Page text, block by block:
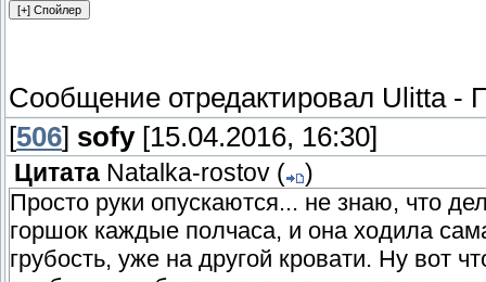
Сообщение отредактировал Ulitta-
[506] sofy[15.04.2016, 16:30]
Цитата Natalka-rostov (
)
Просто руки опускаются... не знаю, что
горшок каждые полчаса, и она ходила
грубость, уже на другой кровати. Ну вот